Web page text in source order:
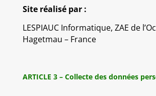
Site réalisé par :
LESPIAUC Informatique, ZAE de
Hagetmau – France
ARTICLE 3 – Collecte des données